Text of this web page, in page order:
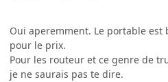
Oui aperemment. Le portable est
pour le prix.
Pour les routeur et ce genre de
je ne saurais pas te dire.